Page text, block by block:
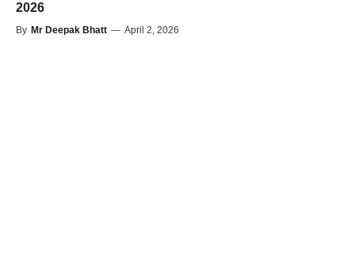
2026
By Mr Deepak Bhatt — April 2, 2026